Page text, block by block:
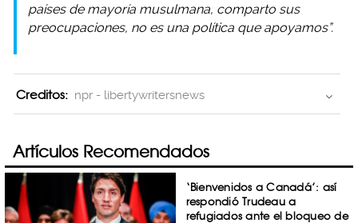
países de mayoría musulmana, comparto sus
preocupaciones, no es una política que apoyamos”.
Creditos: npr - libertywritersnews
Artículos Recomendados
‘Bienvenidos a Canadá’: así
respondió Trudeau a
refugiados ante el bloqueo de